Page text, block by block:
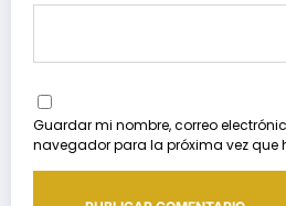
Guardar mi nombre, correo
navegador para la próxima vez que